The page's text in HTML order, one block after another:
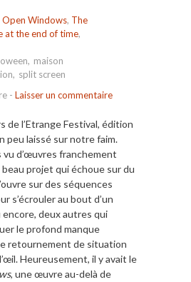
Open Windows, The
at the end of time,
, maison
, split screen
- Laisser un commentaire
de l’Etrange Festival, édition
peu laissé sur notre faim.
vu d’œuvres franchement
beau projet qui échoue sur du
sur des séquences
s’écrouler au bout d’un
encore, deux autres qui
le profond manque
retournement de situation
Heureusement, il y avait le
, une œuvre au-delà de